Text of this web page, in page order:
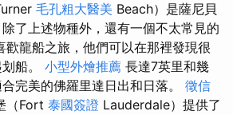
毛孔粗大醫美 Beach）是薩尼貝
了上述物種外，還有一個不太常見的
歡龍船之旅，他們可以在那裡發現很
船。 小型外燴推薦 長達7英里和幾
完美的佛羅里達日出和日落。 徵信
（Fort 泰國簽證 Lauderdale）提供了